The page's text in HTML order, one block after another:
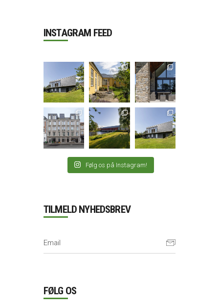
INSTAGRAM FEED
Følg os på Instagram!
TILMELD NYHEDSBREV
FØLG OS